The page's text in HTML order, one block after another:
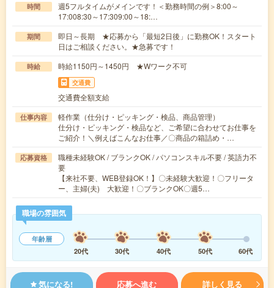
時間
週5フルタイムがメインです！＜勤務時間の例＞8:00～
17:008:30～17:309:00～18:…
期間
即日～長期 ★応募から「最短2日後」に勤務OK！スタート
日はご相談ください。★急募です！
時給 時給1150円～1450円 ★Wワーク不可
交通費
交通費全額支給
仕事内容
軽作業（仕分け・ピッキング・検品、商品管理）
仕分け・ピッキング・検品など、ご希望に合わせてお仕事を
ご紹介！＼例えばこんなお仕事／〇商品の箱詰め・…
応募資格
職種未経験OK / ブランクOK / パソコンスキル不要 / 英語力不
要
【来社不要、WEB登録OK！】〇未経験大歓迎！〇フリータ
ー、主婦(夫) 大歓迎！〇ブランクOK〇週5…
職場の雰囲気
年齢層
20代
30代 40代 50代 60代
気になる! 応募へ進む 詳しく見る